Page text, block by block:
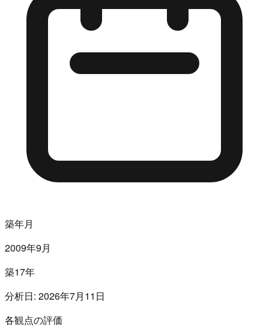
築年月
2009年9月
築17年
分析日: 2026年7月11日
各観点の評価